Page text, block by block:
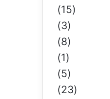
(15)
(3)
(8)
(1)
(5)
(23)